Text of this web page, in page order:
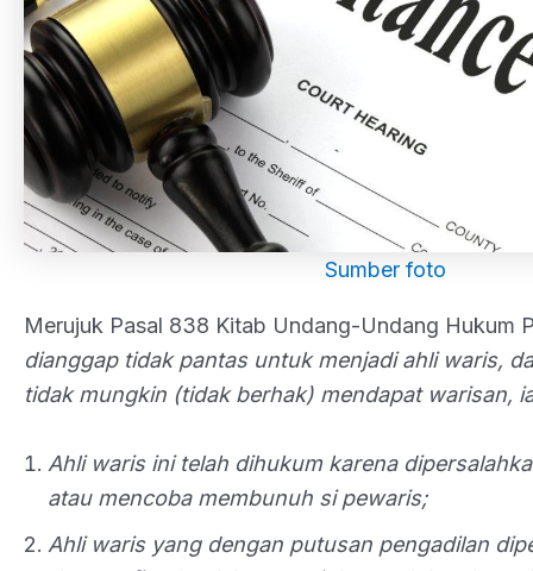
Sumber foto
Merujuk Pasal 838 Kitab Undang-Undang Hukum
dianggap tidak pantas untuk menjadi ahli waris,
tidak mungkin (tidak berhak) mendapat warisan,
Ahli waris ini telah dihukum karena
atau mencoba membunuh si pewaris;
Ahli waris yang dengan putusan pengadilan